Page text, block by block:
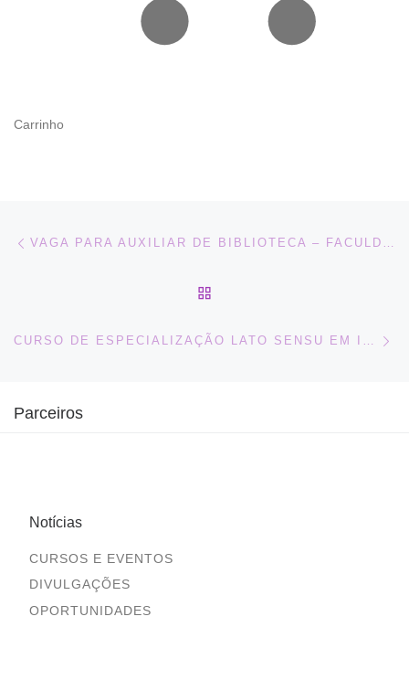
Carrinho
Navegação do post VAGA PARA AUXILIAR DE BIBLIOTECA – FACULDADE EM PORTO ALEGRE
CURSO DE ESPECIALIZAÇÃO LATO SENSU EM INFORMAÇÃO CIENTÍFICA E TECNOLÓGICA EM SAÚDE (ICTS/ICICT/FIOCRUZ)
Parceiros
Notícias
CURSOS E EVENTOS
DIVULGAÇÕES
OPORTUNIDADES